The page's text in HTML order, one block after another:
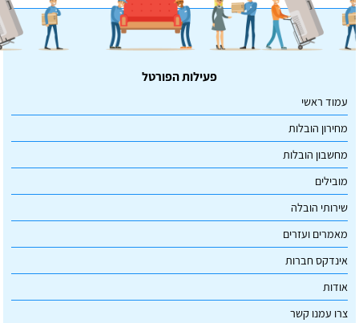
פעילות הפורטל
עמוד ראשי
מחירון הובלות
מחשבון הובלות
מובילים
שירותי הובלה
מאמרים ועזרים
אינדקס חברות
אודות
צרו עמנו קשר